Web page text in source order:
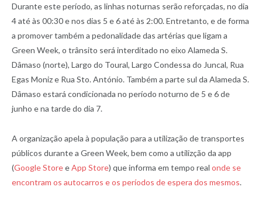
Durante este período, as linhas noturnas serão reforçadas, no dia
4 até às 00:30 e nos dias 5 e 6 até às 2:00. Entretanto, e de forma
a promover também a pedonalidade das artérias que ligam a
Green Week, o trânsito será interditado no eixo Alameda S.
Dâmaso (norte), Largo do Toural, Largo Condessa do Juncal, Rua
Egas Moniz e Rua Sto. António. Também a parte sul da Alameda S.
Dâmaso estará condicionada no período noturno de 5 e 6 de
junho e na tarde do dia 7.
A organização apela à população para a utilização de transportes
públicos durante a Green Week, bem como a utilizção da app
(Google StoreeApp Store) que informa em tempo real onde se
encontram os autocarros e os períodos de espera dos mesmos.